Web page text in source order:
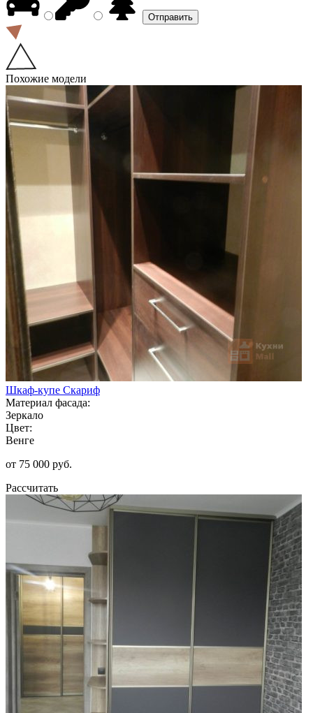
Похожие модели
Шкаф-купе Скариф
Материал фасада:
Зеркало
Цвет:
Венге
от 75 000 руб.
Рассчитать